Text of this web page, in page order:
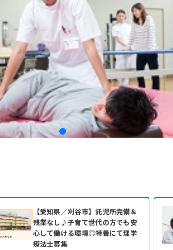
【愛知県／刈谷市】託児所完備＆
残業なし♪子育て世代の方でも安
心して働ける環境◎特養にて理学
療法士募集